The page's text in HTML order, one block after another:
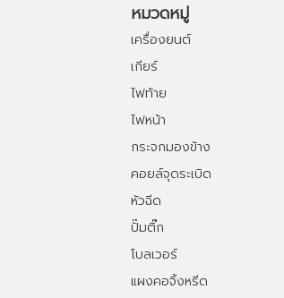
หมวดหมู่
เครื่องยนต์
เกียร์
ไฟท้าย
ไฟหน้า
กระจกมองข้าง
คอยล์จุดระเบิด
หัวฉีด
ปั๊มติ๊ก
โบลเวอร์
แผงคอจิ้งหรีด